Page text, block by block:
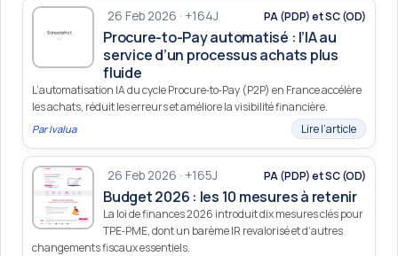
26 Feb 2026 · +164J PA (PDP) et SC (OD)
Procure-to-Pay automatisé : l’IA au
service d’un processus achats plus
fluide
L’automatisation IA du cycle Procure‑to‑Pay (P2P) en France accélère
les achats, réduit les erreurs et améliore la visibilité financière.
ParIvalua Lire l’article
26 Feb 2026 · +165J PA (PDP) et SC (OD)
Budget 2026 : les 10 mesures à retenir
La loi de finances 2026 introduit dix mesures clés pour
TPE‑PME, dont un barème IR revalorisé et d’autres
changements fiscaux essentiels.